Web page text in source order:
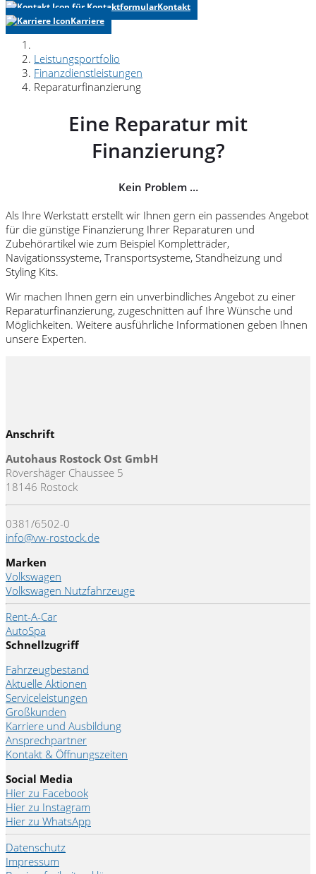
Kontakt
Karriere
Leistungsportfolio
Finanzdienstleistungen
Reparaturfinanzierung
Eine Reparatur mit
Finanzierung?
Kein Problem …
Als Ihre Werkstatt erstellt wir Ihnen gern ein passendes Angebot
für die günstige Finanzierung Ihrer Reparaturen und
Zubehörartikel wie zum Beispiel Kompletträder,
Navigationssysteme, Transportsysteme, Standheizung und
Styling Kits.
Wir machen Ihnen gern ein unverbindliches Angebot zu einer
Reparaturfinanzierung, zugeschnitten auf Ihre Wünsche und
Möglichkeiten. Weitere ausführliche Informationen geben Ihnen
unsere Experten.
Anschrift
Autohaus Rostock Ost GmbH
Rövershäger Chaussee 5
18146 Rostock
0381/6502-0
info@vw-rostock.de
Marken
Volkswagen
Volkswagen Nutzfahrzeuge
Rent-A-Car
AutoSpa
Schnellzugriff
Fahrzeugbestand
Aktuelle Aktionen
Serviceleistungen
Großkunden
Karriere und Ausbildung
Ansprechpartner
Kontakt & Öffnungszeiten
Social Media
Hier zu Facebook
Hier zu Instagram
Hier zu WhatsApp
Datenschutz
Impressum